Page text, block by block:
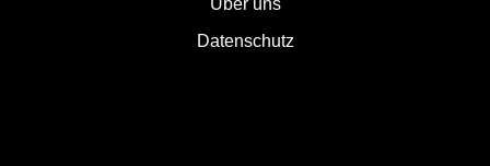
Datenschutz